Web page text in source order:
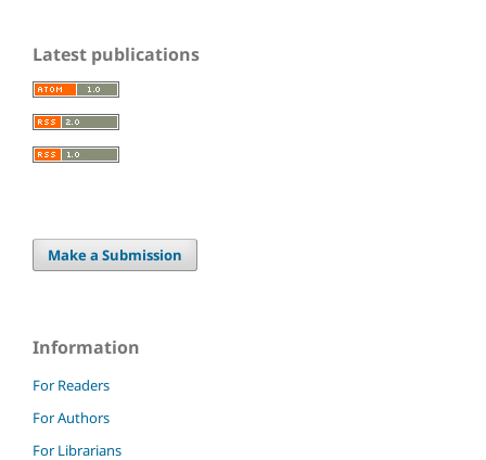
Latest publications
Make a Submission
Information
For Readers
For Authors
For Librarians